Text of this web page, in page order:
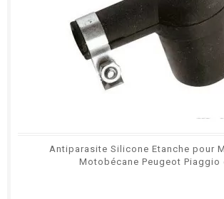
Antiparasite Silicone Etanche pour
Motobécane Peugeot Piaggio